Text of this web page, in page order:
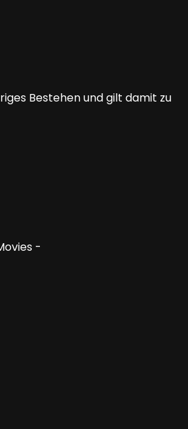
Bestehen und gilt damit zu
-